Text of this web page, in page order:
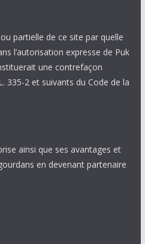
partielle de ce site par quelle
l’autorisation expresse de Puk
une contrefaçon
335-2 et suivants du Code de la
ainsi que ses avantages et
en devenant partenaire